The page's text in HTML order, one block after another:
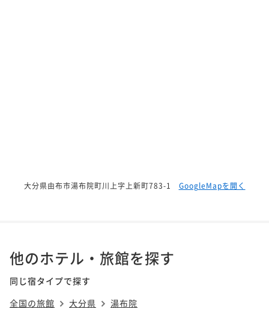
大分県由布市湯布院町川上字上新町783-1 GoogleMapを開く
他のホテル・旅館を探す
同じ宿タイプで探す
全国の旅館
大分県 湯布院